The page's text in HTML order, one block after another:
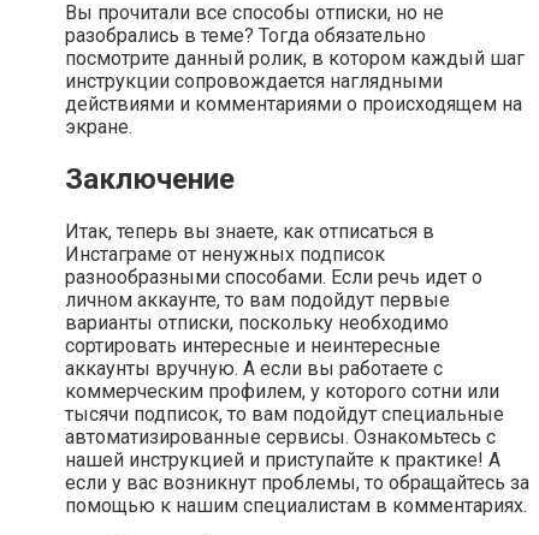
Вы прочитали все способы отписки, но не
разобрались в теме? Тогда обязательно
посмотрите данный ролик, в котором каждый шаг
инструкции сопровождается наглядными
действиями и комментариями о происходящем на
экране.
Заключение
Итак, теперь вы знаете, как отписаться в
Инстаграме от ненужных подписок
разнообразными способами. Если речь идет о
личном аккаунте, то вам подойдут первые
варианты отписки, поскольку необходимо
сортировать интересные и неинтересные
аккаунты вручную. А если вы работаете с
коммерческим профилем, у которого сотни или
тысячи подписок, то вам подойдут специальные
автоматизированные сервисы. Ознакомьтесь с
нашей инструкцией и приступайте к практике! А
если у вас возникнут проблемы, то обращайтесь за
помощью к нашим специалистам в комментариях.